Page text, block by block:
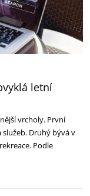
letní
vrcholy. První
služeb. Druhý bývá v
Podle